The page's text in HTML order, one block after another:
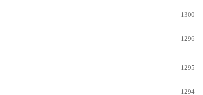
1300
1296
1295
1294